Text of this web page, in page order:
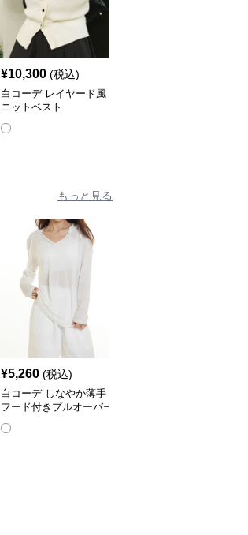
¥10,300 (税込)
白コーデ レイヤード風
ニットベスト
もっと見る
¥5,260 (税込)
白コーデ しなやか薄手
フード付きプルオーバー